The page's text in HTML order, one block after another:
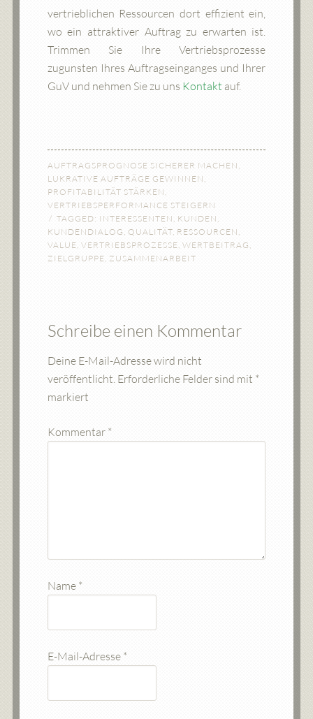
vertrieblichen Ressourcen dort effizient ein,
wo ein attraktiver Auftrag zu erwarten ist.
Trimmen Sie Ihre Vertriebsprozesse
zugunsten Ihres Auftragseinganges und Ihrer
GuV und nehmen Sie zu uns Kontakt auf.
AUFTRAGSPROGNOSE SICHERER MACHEN ,
LUKRATIVE AUFTRÄGE GEWINNEN ,
PROFITABILITÄT STÄRKEN ,
VERTRIEBSPERFORMANCE STEIGERN
TAGGED: INTERESSENTEN , KUNDEN ,
KUNDENDIALOG , QUALITÄT, RESSOURCEN ,
VALUE, VERTRIEBSPROZESSE, WERTBEITRAG ,
ZIELGRUPPE, ZUSAMMENARBEIT
Schreibe einen Kommentar
Deine E-Mail-Adresse wird nicht
veröffentlicht. Erforderliche Felder sind mit *
markiert
Kommentar *
Name *
E-Mail-Adresse *